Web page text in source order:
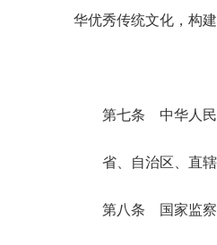
华优秀传统文化，构
第七条 中华人民共
省、自治区、直辖
第八条 国家监察委